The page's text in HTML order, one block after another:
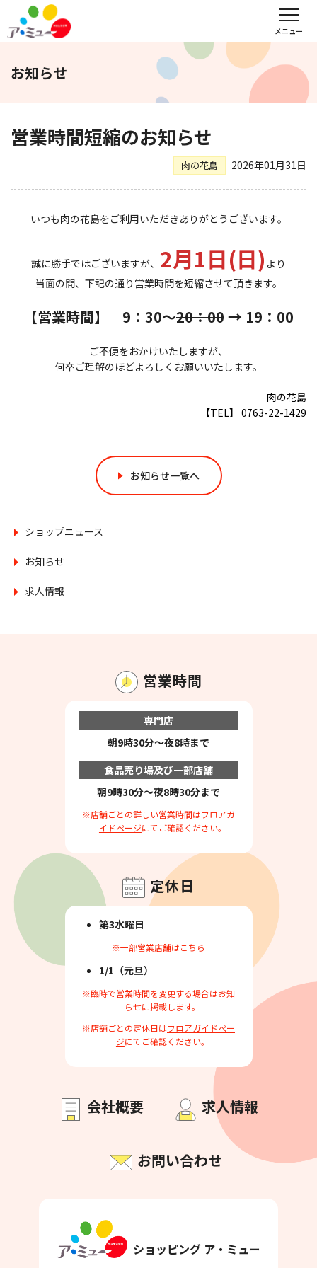
メニュー
フロアガイド レンタル会議室予約
サンキュー
福野タウンホテル
スポーツクラブ
会社概要 求人情報 お問い合わせ
お知らせ
営業時間短縮のお知らせ
肉の花島 2026年01月31日
いつも肉の花島をご利用いただきありがとうございます。
誠に勝手ではございますが、 2月1日(日) より
当面の間、下記の通り営業時間を短縮させて頂きます。
【営業時間】 9：30～20：00→ 19：00
ご不便をおかけいたしますが、
何卒ご理解のほどよろしくお願いいたします。
肉の花島
【TEL】 0763-22-1429
お知らせ一覧へ
ショップニュース
お知らせ
求人情報
営業時間
専門店
朝9時30分～夜8時まで
食品売り場及び一部店舗
朝9時30分～夜8時30分まで
※店舗ごとの詳しい営業時間はフロアガ
イドページにてご確認ください。
定休日
第3水曜日
※一部営業店舗はこちら
1/1（元旦）
※臨時で営業時間を変更する場合はお知
らせに掲載します。
※店舗ごとの定休日はフロアガイドペー
ジにてご確認ください。
会社概要 求人情報
お問い合わせ
ショッピング ア・ミュー